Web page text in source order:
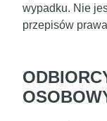
wypadku. Nie
przepisów